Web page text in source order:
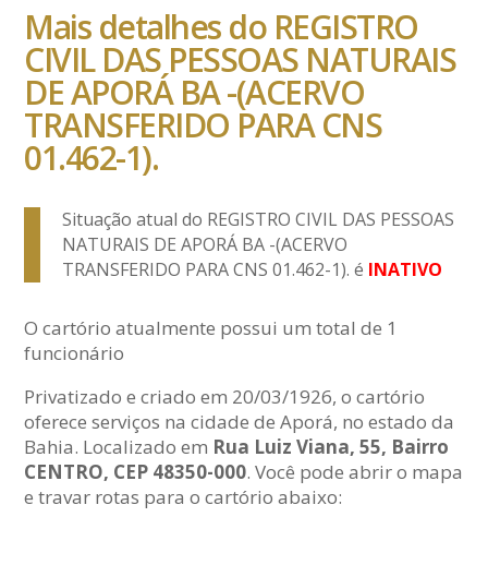
Mais detalhes do REGISTRO
CIVIL DAS PESSOAS NATURAIS
DE APORÁ BA -(ACERVO
TRANSFERIDO PARA CNS
01.462-1).
Situação atual do REGISTRO CIVIL DAS PESSOAS
NATURAIS DE APORÁ BA -(ACERVO
TRANSFERIDO PARA CNS 01.462-1). é INATIVO
O cartório atualmente possui um total de 1
funcionário
Privatizado e criado em 20/03/1926, o cartório
oferece serviços na cidade de Aporá, no estado da
Bahia. Localizado em Rua Luiz Viana, 55, Bairro
CENTRO, CEP 48350-000. Você pode abrir o mapa
e travar rotas para o cartório abaixo: